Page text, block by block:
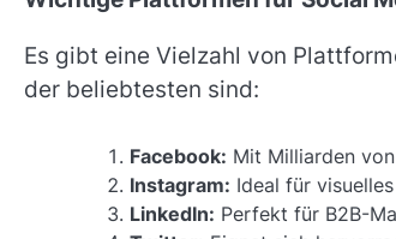
Es gibt eine Vielzahl von
der beliebtesten sind:
Facebook: Mit Milliarden
Instagram: Ideal für
LinkedIn: Perfekt für B2B-